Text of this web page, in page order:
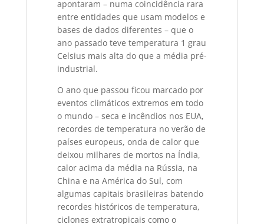
apontaram – numa coincidência rara
entre entidades que usam modelos e
bases de dados diferentes – que o
ano passado teve temperatura 1 grau
Celsius mais alta do que a média pré-
industrial.
O ano que passou ficou marcado por
eventos climáticos extremos em todo
o mundo – seca e incêndios nos EUA,
recordes de temperatura no verão de
países europeus, onda de calor que
deixou milhares de mortos na Índia,
calor acima da média na Rússia, na
China e na América do Sul, com
algumas capitais brasileiras batendo
recordes históricos de temperatura,
ciclones extratropicais como o